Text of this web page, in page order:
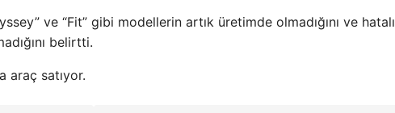
ve “Fit” gibi modellerin artık üretimde olmadığını ve hatalı
belirtti.
araç satıyor.